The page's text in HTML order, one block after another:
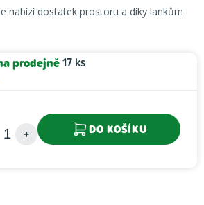
nabízí dostatek prostoru a díky lankům
prodejně17 ks
DO KOŠÍKU